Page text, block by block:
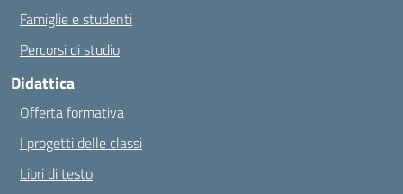
Famiglie e studenti
Percorsi di studio
Didattica
Offerta formativa
I progetti delle classi
Libri di testo